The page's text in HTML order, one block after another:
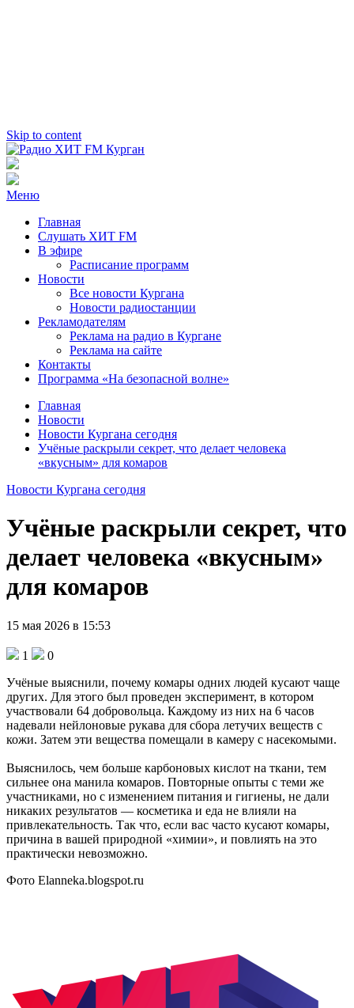
Skip to content
Радио ХИТ FM Курган
103.2 FM
Меню
Главная
Слушать ХИТ FM
В эфире
Расписание программ
Новости
Все новости Кургана
Новости радиостанции
Рекламодателям
Реклама на радио в Кургане
Реклама на сайте
Контакты
Программа «На безопасной волне»
Главная
Новости
Новости Кургана сегодня
Учёные раскрыли секрет, что делает человека
«вкусным» для комаров
Новости Кургана сегодня
Учёные раскрыли секрет, что
делает человека «вкусным»
для комаров
15 мая 2026 в 15:53
1
0
Учёные выяснили, почему комары одних людей кусают чаще
других. Для этого был проведен эксперимент, в котором
участвовали 64 добровольца. Каждому из них на 6 часов
надевали нейлоновые рукава для сбора летучих веществ с
кожи. Затем эти вещества помещали в камеру с насекомыми.
Выяснилось, чем больше карбоновых кислот на ткани, тем
сильнее она манила комаров. Повторные опыты с теми же
участниками, но с изменением питания и гигиены, не дали
никаких результатов — косметика и еда не влияли на
привлекательность. Так что, если вас часто кусают комары,
причина в вашей природной «химии», и повлиять на это
практически невозможно.
Фото Elanneka.blogspot.ru